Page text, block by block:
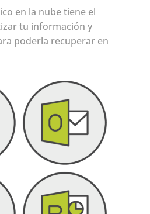
en la nube tiene el
tu información y
poderla recuperar en